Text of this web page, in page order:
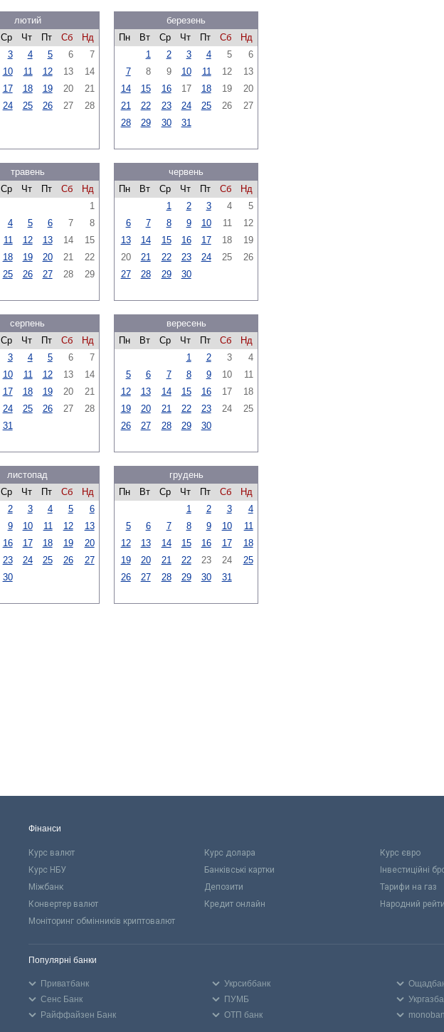
лютий
Ср Чт Пт Сб
Нд
3 4 5 6
7
10 11 12 13
14
17 18 19 20
21
24 25 26 27
28
березень
Пн
Вт Ср Чт Пт Сб
Нд
1
2 3 4 5
6
7
8 9 10 11 12
13
14
15 16 17 18 19
20
21
22 23 24 25 26
27
28
29 30 31
травень
Ср Чт Пт Сб
Нд
1
4 5 6 7
8
11 12 13 14
15
18 19 20 21
22
25 26 27 28
29
червень
Пн
Вт Ср Чт Пт Сб
Нд
1
2 3 4
5
6
7 8 9 10 11
12
13
14 15 16 17 18
19
20
21 22 23 24 25
26
27
28 29 30
серпень
Ср Чт Пт Сб
Нд
3 4 5 6
7
10 11 12 13
14
17 18 19 20
21
24 25 26 27
28
31
вересень
Пн
Вт Ср Чт Пт Сб
Нд
1
2 3
4
5
6 7 8 9 10
11
12
13 14 15 16 17
18
19
20 21 22 23 24
25
26
27 28 29 30
листопад
Ср Чт Пт Сб
Нд
2 3 4 5
6
9 10 11 12
13
16 17 18 19
20
23 24 25 26
27
30
грудень
Пн
Вт Ср Чт Пт Сб
Нд
1
2 3
4
5
6 7 8 9 10
11
12
13 14 15 16 17
18
19
20 21 22 23 24
25
26
27 28 29 30 31
Фінанси
Курс валют Курс долара
Курс євро
Курс НБУ
Банківські картки
Інвестиційні
Міжбанк
Депозити
Тарифи на газ
Конвертер валют
Кредит онлайн
Народний
Моніторинг обмінників криптовалют
Популярні банки
Приватбанк Укрсиббанк
Сенс Банк
ПУМБ
Райффайзен Банк
ОТП банк